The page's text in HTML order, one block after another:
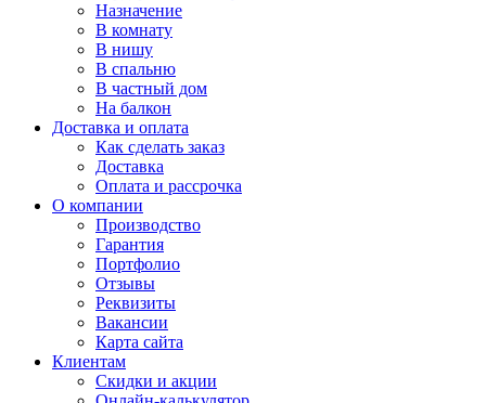
Назначение
В комнату
В нишу
В спальню
В частный дом
На балкон
Доставка и оплата
Как сделать заказ
Доставка
Оплата и рассрочка
О компании
Производство
Гарантия
Портфолио
Отзывы
Реквизиты
Вакансии
Карта сайта
Клиентам
Скидки и акции